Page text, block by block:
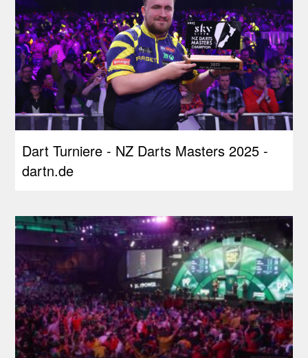
Dart Turniere - NZ Darts Masters 2025 -
dartn.de